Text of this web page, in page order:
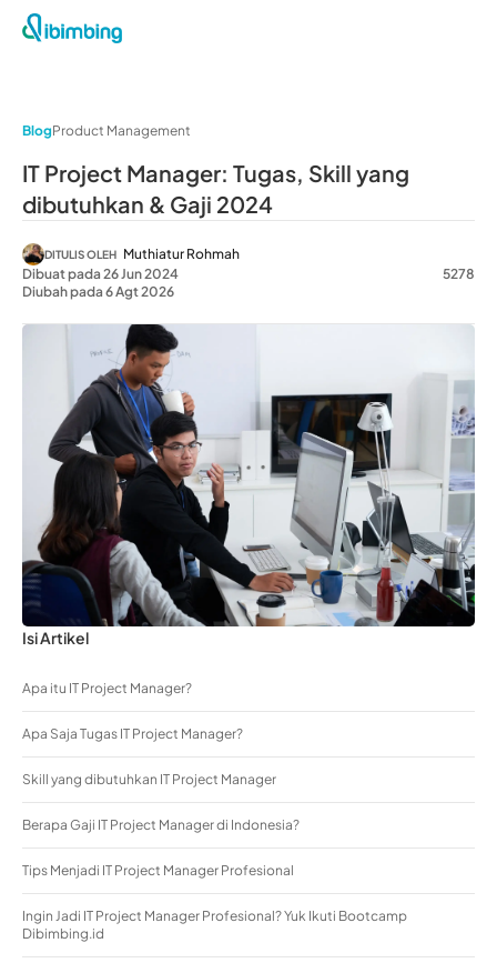
BlogProduct Management
IT Project Manager: Tugas, Skill yang
dibutuhkan & Gaji 2024
DITULIS OLEH Muthiatur Rohmah
Dibuat pada 26 Jun 2024
Diubah pada 6 Agt 2026
5278
Isi Artikel
Apa itu IT Project Manager?
Apa Saja Tugas IT Project Manager?
Skill yang dibutuhkan IT Project Manager
Berapa Gaji IT Project Manager di Indonesia?
Tips Menjadi IT Project Manager Profesional
Ingin Jadi IT Project Manager Profesional? Yuk Ikuti Bootcamp
Dibimbing.id